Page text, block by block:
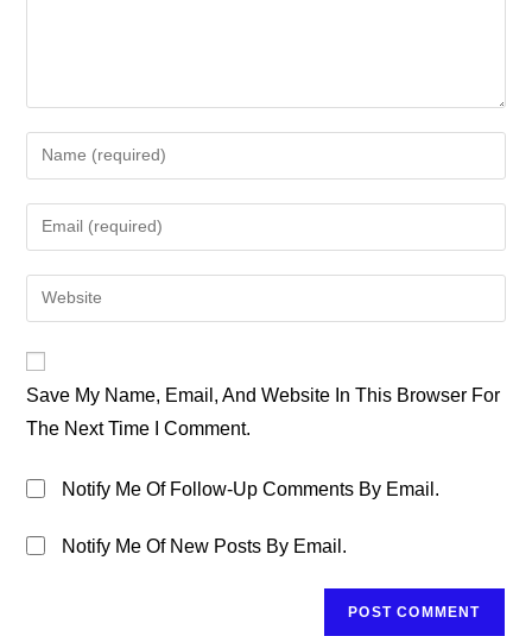
Enter
Your
Name
Or
To
Comment
Enter
Your
Email
Address
Enter
Your
URL
(optional)
Save My Name, Email, And Website In This Browser For
The Next Time I Comment.
Notify Me Of Follow-Up Comments By Email.
Notify Me Of New Posts By Email.